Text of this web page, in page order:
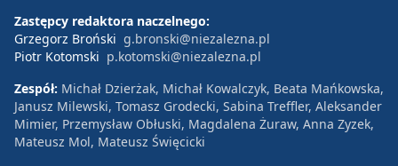
Zastępcy redaktora naczelnego:
Grzegorz Broński g.bronski@niezalezna.pl
Piotr Kotomski p.kotomski@niezalezna.pl
Zespół: Michał Dzierżak, Michał Kowalczyk, Beata Mańkowska,
Janusz Milewski, Tomasz Grodecki, Sabina Treffler, Aleksander
Mimier, Przemysław Obłuski, Magdalena Żuraw, Anna Zyzek,
Mateusz Mol, Mateusz Święcicki